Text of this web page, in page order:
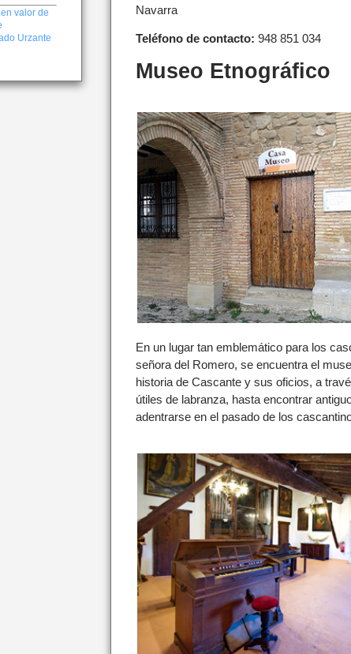
valor de
Urzante
Navarra
Teléfono de contacto: 948 851 034
Museo Etnográfico
En un lugar tan emblemático para los
señora del Romero, se encuentra el
historia de Cascante y sus oficios, a
útiles de labranza, hasta encontrar
adentrarse en el pasado de los